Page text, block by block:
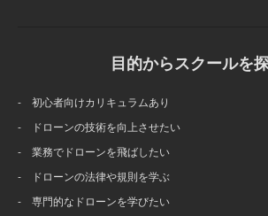
目的からスクールを
- 初心者向けカリキュラムあり
- ドローンの技術を向上させたい
- 業務でドローンを飛ばしたい
- ドローンの法律や規則を学ぶ
- 専門的なドローンを学びたい